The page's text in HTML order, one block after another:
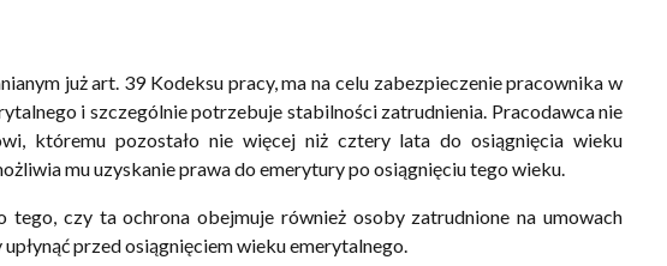
już art. 39 Kodeksu pracy, ma na celu zabezpieczenie pracownika w
i szczególnie potrzebuje stabilności zatrudnienia. Pracodawca nie
któremu pozostało nie więcej niż cztery lata do osiągnięcia wieku
mu uzyskanie prawa do emerytury po osiągnięciu tego wieku.
czy ta ochrona obejmuje również osoby zatrudnione na umowach
przed osiągnięciem wieku emerytalnego.